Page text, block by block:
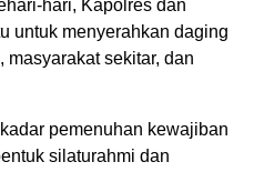
hari, Kapolres dan
untuk menyerahkan daging
masyarakat sekitar, dan
pemenuhan kewajiban
silaturahmi dan